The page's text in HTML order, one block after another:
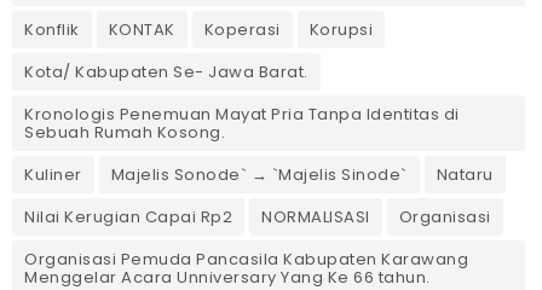
Konflik
KONTAK Koperasi
Korupsi
Kota/ Kabupaten Se- Jawa Barat.
Kronologis Penemuan Mayat Pria Tanpa Identitas di
Sebuah Rumah Kosong.
Kuliner
Majelis Sonode` → `Majelis Sinode`
Nataru
Nilai Kerugian Capai Rp2
NORMALISASI
Organisasi
Organisasi Pemuda Pancasila Kabupaten Karawang
Menggelar Acara Unniversary Yang Ke 66 tahun.